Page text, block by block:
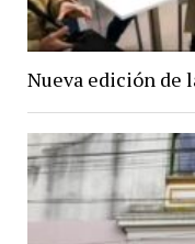
Nueva edición de